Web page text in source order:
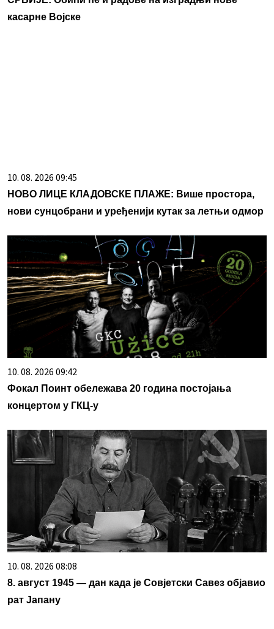
касарне Војске
10. 08. 2026 09:45
НОВО ЛИЦЕ КЛАДОВСКЕ ПЛАЖЕ: Више простора,
нови сунцобрани и уређенији кутак за летњи одмор
10. 08. 2026 09:42
Фокал Поинт обележава 20 година постојања
концертом у ГКЦ-у
10. 08. 2026 08:08
8. август 1945 — дан када је Совјетски Савез објавио
рат Јапану